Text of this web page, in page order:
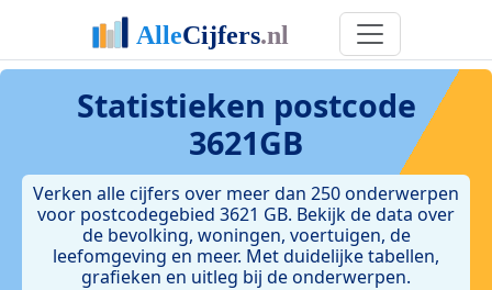
Statistieken postcode
3621GB
Verken alle cijfers over meer dan 250 onderwerpen
voor postcodegebied 3621 GB. Bekijk de data over
de bevolking, woningen, voertuigen, de
leefomgeving en meer. Met duidelijke tabellen,
grafieken en uitleg bij de onderwerpen.